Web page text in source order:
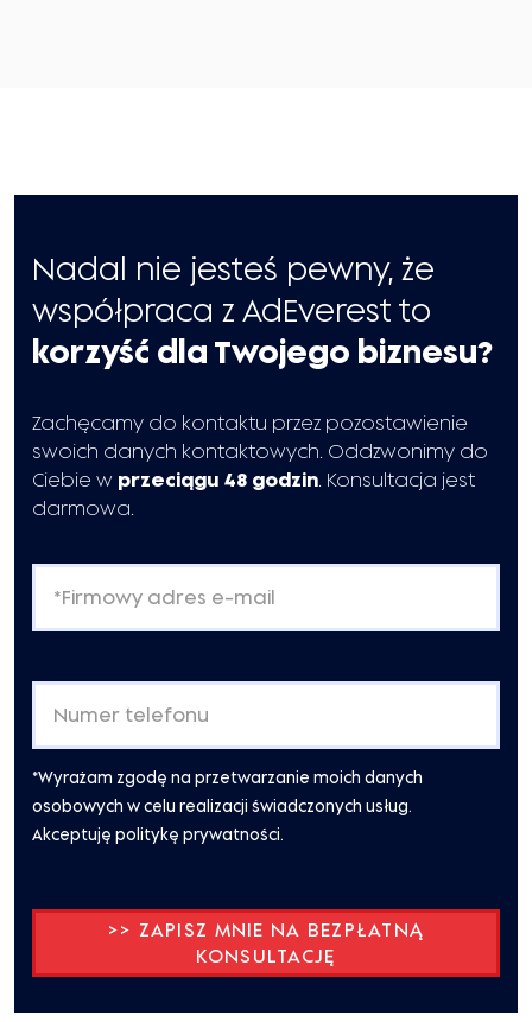
Nadal nie jesteś pewny, że
współpraca z AdEverest to
korzyść dla Twojego biznesu?
Zachęcamy do kontaktu przez pozostawienie
swoich danych kontaktowych. Oddzwonimy do
Ciebie w przeciągu 48 godzin . Konsultacja jest
darmowa.
*Wyrażam zgodę na przetwarzanie moich danych
osobowych w celu realizacji świadczonych usług.
Akceptuję politykę prywatności.